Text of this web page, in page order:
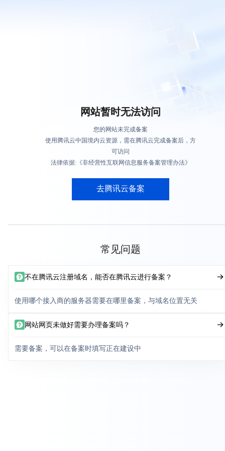
网站暂时无法访问
您的网站未完成备案
使用腾讯云中国境内云资源，需在腾讯云完成备案后，方
可访问
法律依据:《非经营性互联网信息服务备案管理办法》
去腾讯云备案
常见问题
不在腾讯云注册域名，能否在腾讯云进行备案？
使用哪个接入商的服务器需要在哪里备案，与域名位置无关
网站网页未做好需要办理备案吗？
需要备案，可以在备案时填写正在建设中